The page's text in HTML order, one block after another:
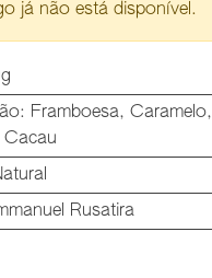
já não está disponível.
: Framboesa, Caramelo,
Cacau
Rusatira